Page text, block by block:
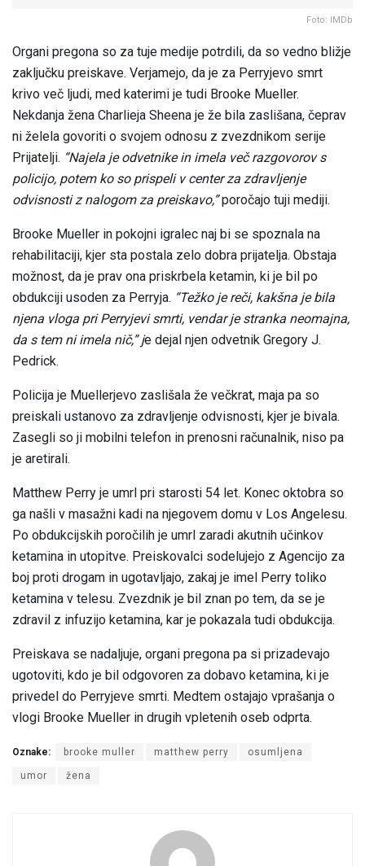
Foto: IMDb
Organi pregona so za tuje medije potrdili, da so vedno bližje
zaključku preiskave. Verjamejo, da je za Perryjevo smrt
krivo več ljudi, med katerimi je tudi Brooke Mueller.
Nekdanja žena Charlieja Sheena je že bila zaslišana, čeprav
ni želela govoriti o svojem odnosu z zvezdnikom serije
Prijatelji. “Najela je odvetnike in imela več razgovorov s
policijo, potem ko so prispeli v center za zdravljenje
odvisnosti z nalogom za preiskavo,”poročajo tuji mediji.
Brooke Mueller in pokojni igralec naj bi se spoznala na
rehabilitaciji, kjer sta postala zelo dobra prijatelja. Obstaja
možnost, da je prav ona priskrbela ketamin, ki je bil po
obdukciji usoden za Perryja. “Težko je reči, kakšna je bila
njena vloga pri Perryjevi smrti, vendar je stranka neomajna,
da s tem ni imela nič,” je dejal njen odvetnik Gregory J.
Pedrick.
Policija je Muellerjevo zaslišala že večkrat, maja pa so
preiskali ustanovo za zdravljenje odvisnosti, kjer je bivala.
Zasegli so ji mobilni telefon in prenosni računalnik, niso pa
je aretirali.
Matthew Perry je umrl pri starosti 54 let. Konec oktobra so
ga našli v masažni kadi na njegovem domu v Los Angelesu.
Po obdukcijskih poročilih je umrl zaradi akutnih učinkov
ketamina in utopitve. Preiskovalci sodelujejo z Agencijo za
boj proti drogam in ugotavljajo, zakaj je imel Perry toliko
ketamina v telesu. Zvezdnik je bil znan po tem, da se je
zdravil z infuzijo ketamina, kar je pokazala tudi obdukcija.
Preiskava se nadaljuje, organi pregona pa si prizadevajo
ugotoviti, kdo je bil odgovoren za dobavo ketamina, ki je
privedel do Perryjeve smrti. Medtem ostajajo vprašanja o
vlogi Brooke Mueller in drugih vpletenih oseb odprta.
Oznake: brooke muller matthew perry osumljena
umor žena